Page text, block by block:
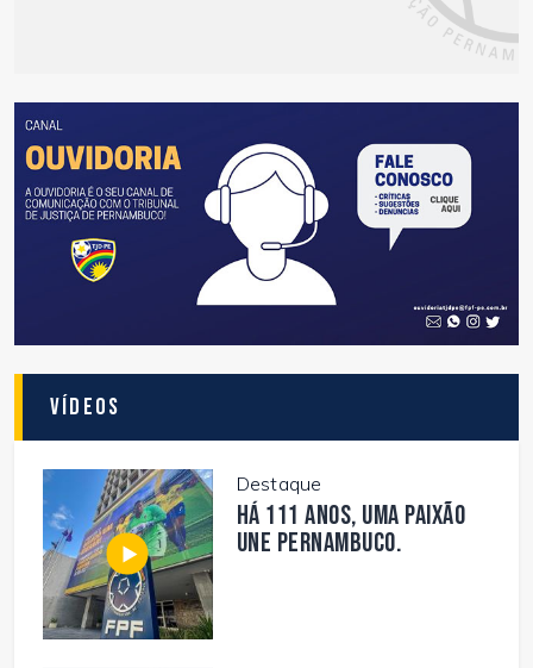
Vídeos
Destaque
Há 111 anos, uma paixão
une Pernambuco.